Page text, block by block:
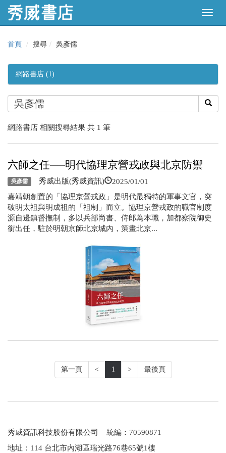
首頁 搜尋 吳彥儒
網路書店 (1)
網路書店 相關搜尋結果 共 1 筆
六師之任──明代協理京營戎政與北京防禦
吳彥儒 秀威出版(秀威資訊) 2025/01/01
嘉靖朝創置的「協理京營戎政」是明代最獨特的軍事文官，突
破明太祖與明成祖的「祖制」而立。協理京營戎政的職官制度
源自邊鎮督撫制，多以兵部尚書、侍郎為本職，加都察院御史
銜出任，駐於明朝京師北京城內，策畫北京...
第一頁 < 1 > 最後頁
秀威資訊科技股份有限公司 統編：70590871
地址：114 台北市內湖區瑞光路76巷65號1樓